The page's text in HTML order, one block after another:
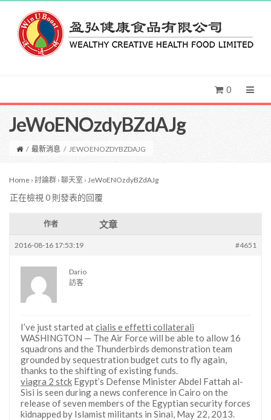
0
JeWoENOzdyBZdAJg
/ 最新消息 / JEWOENOZDYBZDAJG
Home › 討論群 › 聊天室 › JeWoENOzdyBZdAJg
正在檢視 0 則發表的回覆
作者 文章
2016-08-16 17:53:19 #4651
Dario
訪客
I’ve just started atcialis e effetti collaterali
WASHINGTON — The Air Force will be able to allow 16
squadrons and the Thunderbirds demonstration team
grounded by sequestration budget cuts to fly again,
thanks to the shifting of existing funds.
viagra 2 stck Egypt’s Defense Minister Abdel Fattah al-
Sisi is seen during a news conference in Cairo on the
release of seven members of the Egyptian security forces
kidnapped by Islamist militants in Sinai, May 22, 2013.